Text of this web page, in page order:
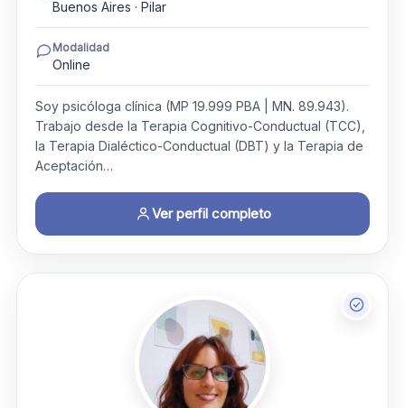
Buenos Aires · Pilar
Modalidad
Online
Soy psicóloga clínica (MP 19.999 PBA | MN. 89.943).
Trabajo desde la Terapia Cognitivo-Conductual (TCC),
la Terapia Dialéctico-Conductual (DBT) y la Terapia de
Aceptación…
Ver perfil completo